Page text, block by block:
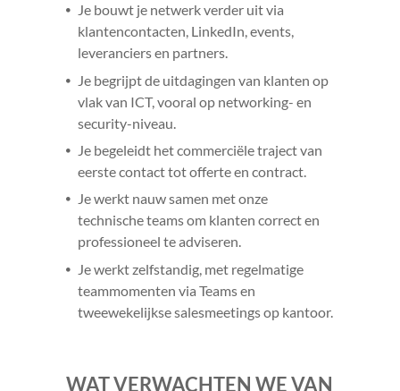
Je bouwt je netwerk verder uit via
klantencontacten, LinkedIn, events,
leveranciers en partners.
Je begrijpt de uitdagingen van klanten op
vlak van ICT, vooral op networking- en
security-niveau.
Je begeleidt het commerciële traject van
eerste contact tot offerte en contract.
Je werkt nauw samen met onze
technische teams om klanten correct en
professioneel te adviseren.
Je werkt zelfstandig, met regelmatige
teammomenten via Teams en
tweewekelijkse salesmeetings op kantoor.
WAT VERWACHTEN WE VAN